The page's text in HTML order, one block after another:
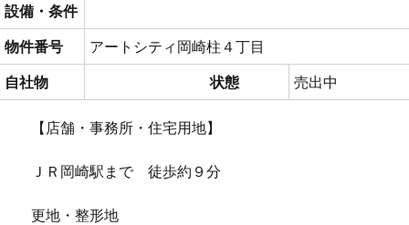
設備・条件
物件番号
アートシティ岡崎柱４丁目
自社物
状態 売出中
【店舗・事務所・住宅用地】
ＪＲ岡崎駅まで 徒歩約９分
更地・整形地